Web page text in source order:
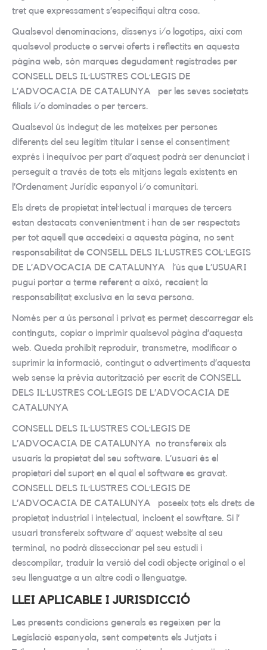
tret que expressament s’especifiqui altra cosa.
Qualsevol denominacions, dissenys i/o logotips, així com
qualsevol producte o servei oferts i reflectits en aquesta
pàgina web, són marques degudament registrades per
CONSELL DELS IL·LUSTRES COL·LEGIS DE
L’ADVOCACIA DE CATALUNYA per les seves societats
filials i/o dominades o per tercers.
Qualsevol ús indegut de les mateixes per persones
diferents del seu legítim titular i sense el consentiment
exprés i inequívoc per part d’aquest podrà ser denunciat i
perseguit a través de tots els mitjans legals existents en
l’Ordenament Jurídic espanyol i/o comunitari.
Els drets de propietat intel·lectual i marques de tercers
estan destacats convenientment i han de ser respectats
per tot aquell que accedeixi a aquesta pàgina, no sent
responsabilitat de CONSELL DELS IL·LUSTRES COL·LEGIS
DE L’ADVOCACIA DE CATALUNYA l’ús que L’USUARI
pugui portar a terme referent a això, recaient la
responsabilitat exclusiva en la seva persona.
Només per a ús personal i privat es permet descarregar els
continguts, copiar o imprimir qualsevol pàgina d’aquesta
web. Queda prohibit reproduir, transmetre, modificar o
suprimir la informació, contingut o advertiments d’aquesta
web sense la prèvia autorització per escrit de CONSELL
DELS IL·LUSTRES COL·LEGIS DE L’ADVOCACIA DE
CATALUNYA
CONSELL DELS IL·LUSTRES COL·LEGIS DE
L’ADVOCACIA DE CATALUNYA no transfereix als
usuaris la propietat del seu software. L’usuari és el
propietari del suport en el qual el software es gravat.
CONSELL DELS IL·LUSTRES COL·LEGIS DE
L’ADVOCACIA DE CATALUNYA poseeix tots els drets de
propietat industrial i intelectual, incloent el sowftare. Si l’
usuari transfereix software d’ aquest website al seu
terminal, no podrà disseccionar pel seu estudi i
descompilar, traduir la versió del codi objecte original o el
seu llenguatge a un altre codi o llenguatge.
LLEI APLICABLE I JURISDICCIÓ
Les presents condicions generals es regeixen per la
Legislació espanyola, sent competents els Jutjats i